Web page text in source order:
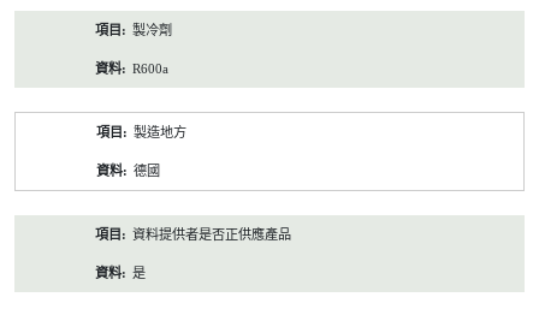
製冷劑
R600a
製造地方
德國
資料提供者是否正供應產品
是